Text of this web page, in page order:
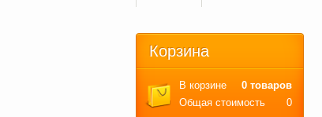
Корзина
В корзине
0 товаров
Общая стоимость
0